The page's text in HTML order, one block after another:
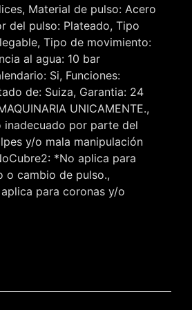
Material de pulso: Acero
del pulso: Plateado, Tipo
Tipo de movimiento:
al agua: 10 bar
Si, Funciones:
de: Suiza, Garantia: 24
UNICAMENTE.,
inadecuado por parte del
y/o mala manipulación
*No aplica para
o cambio de pulso.,
para coronas y/o